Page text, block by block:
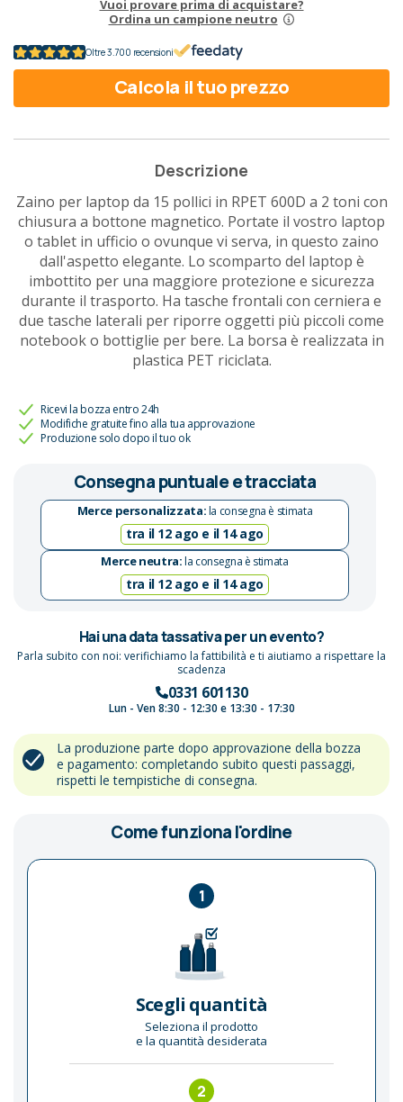
Vuoi provare prima di acquistare?
Ordina un campione neutro
Oltre 3.700 recensioni
Calcola il tuo prezzo
Descrizione
Zaino per laptop da 15 pollici in RPET 600D a 2 toni con
chiusura a bottone magnetico. Portate il vostro laptop
o tablet in ufficio o ovunque vi serva, in questo zaino
dall'aspetto elegante. Lo scomparto del laptop è
imbottito per una maggiore protezione e sicurezza
durante il trasporto. Ha tasche frontali con cerniera e
due tasche laterali per riporre oggetti più piccoli come
notebook o bottiglie per bere. La borsa è realizzata in
plastica PET riciclata.
Ricevi la bozza entro 24h
Modifiche gratuite fino alla tua approvazione
Produzione solo dopo il tuo ok
Consegna puntuale e tracciata
Merce personalizzata:la consegna è stimata
tra il 12 ago e il 14 ago
Merce neutra:la consegna è stimata
tra il 12 ago e il 14 ago
Hai una data tassativa per un evento?
Parla subito con noi: verifichiamo la fattibilità e ti aiutiamo a rispettare la
scadenza
0331 601130
Lun - Ven 8:30 - 12:30 e 13:30 - 17:30
La produzione parte dopo approvazione della bozza
e pagamento: completando subito questi passaggi,
rispetti le tempistiche di consegna.
Come funziona l'ordine
1
Scegli quantità
Seleziona il prodotto
e la quantità desiderata
2